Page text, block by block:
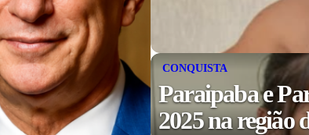
CONQUISTA
Paraipaba e
2025 na região